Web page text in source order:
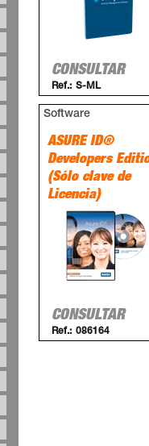
CONSULTAR
Ref.: S-ML
Software
ASURE ID®
Developers
(Sólo clave de
Licencia)
CONSULTAR
Ref.: 086164